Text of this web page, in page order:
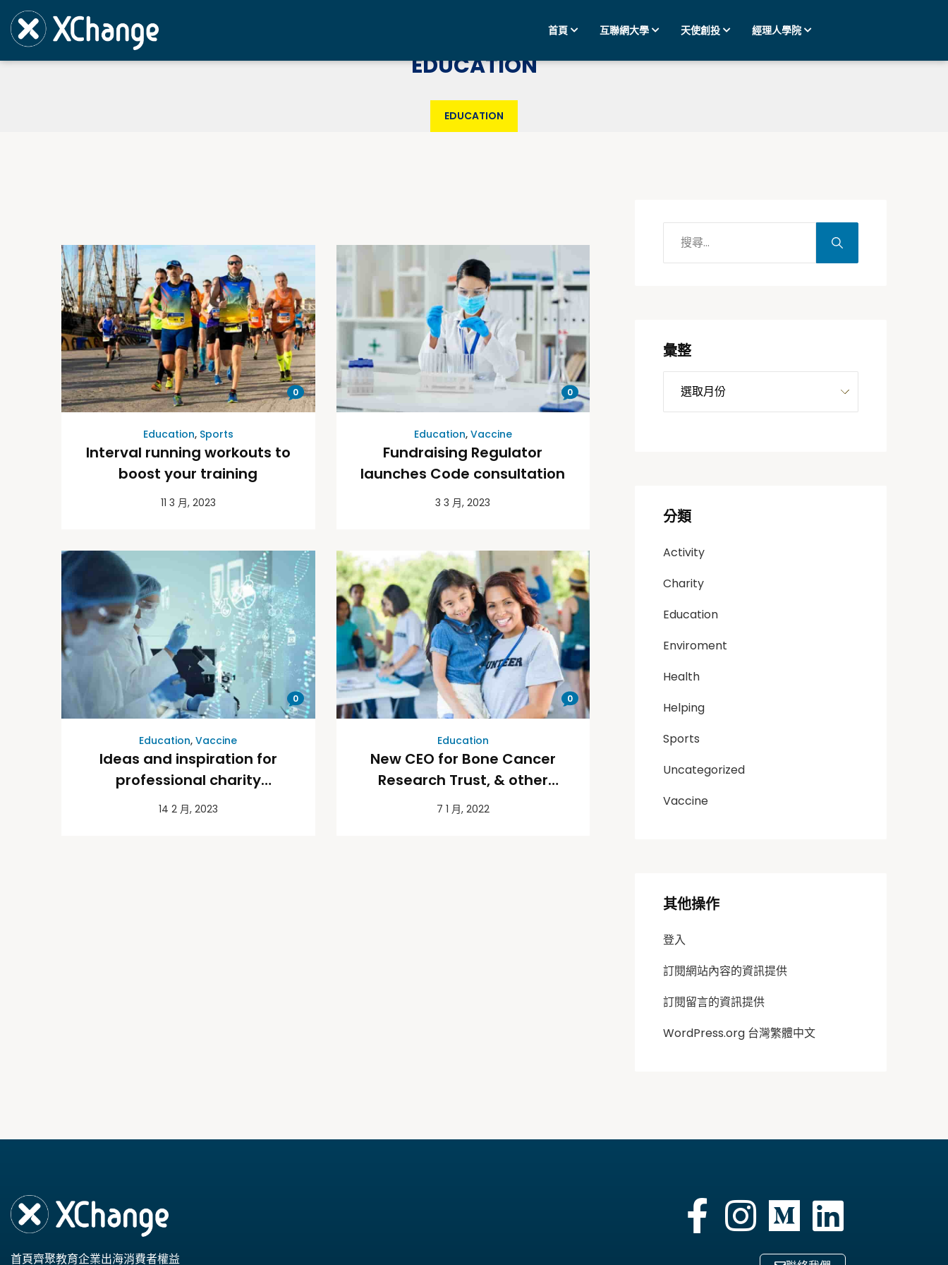
首頁 互聯網大學 天使創投 經理人學院
EDUCATION
EDUCATION
0
Education, Sports
Interval running workouts to
boost your training
11 3 月, 2023
0
Education, Vaccine
Fundraising Regulator
launches Code consultation
3 3 月, 2023
0
Education,Vaccine
Ideas and inspiration for
professional charity
fundraisers
14 2 月, 2023
0
Education
New CEO for Bone Cancer
Research Trust, & other
movers
7 1 月, 2022
彙整
分類
Activity
Charity
Education
Enviroment
Health
Helping
Sports
Uncategorized
Vaccine
其他操作
登入
訂閱網站內容的資訊提供
訂閱留言的資訊提供
WordPress.org 台灣繁體中文
首頁齊聚教育企業出海消費者權益